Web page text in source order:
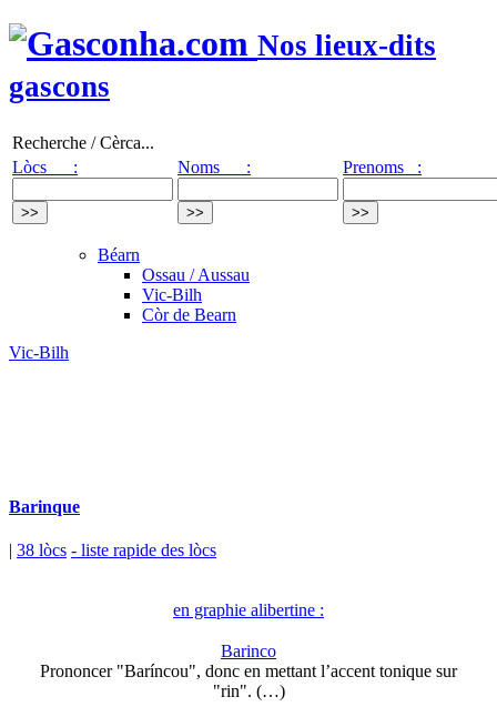
Nos lieux-dits
gascons
Recherche / Cèrca...
Lòcs :
Noms : Prenoms :
Béarn
Ossau / Aussau
Vic-Bilh
Còr de Bearn
Vic-Bilh
Barinque
| 38 lòcs - liste rapide des lòcs
en graphie alibertine :
Barinco
Prononcer "Baríncou", donc en mettant l’accent tonique sur
"rin". (…)